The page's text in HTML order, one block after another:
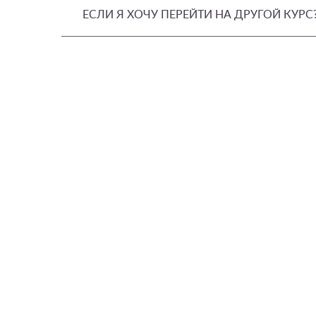
ЕСЛИ Я ХОЧУ ПЕРЕЙТИ НА ДРУГОЙ